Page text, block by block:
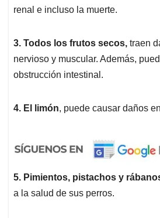
renal e incluso la muerte.
3. Todos los frutos secos, traen
nervioso y muscular. Además,
obstrucción intestinal.
4. El limón, puede causar daños
5. Pimientos, pistachos y
a la salud de sus perros.